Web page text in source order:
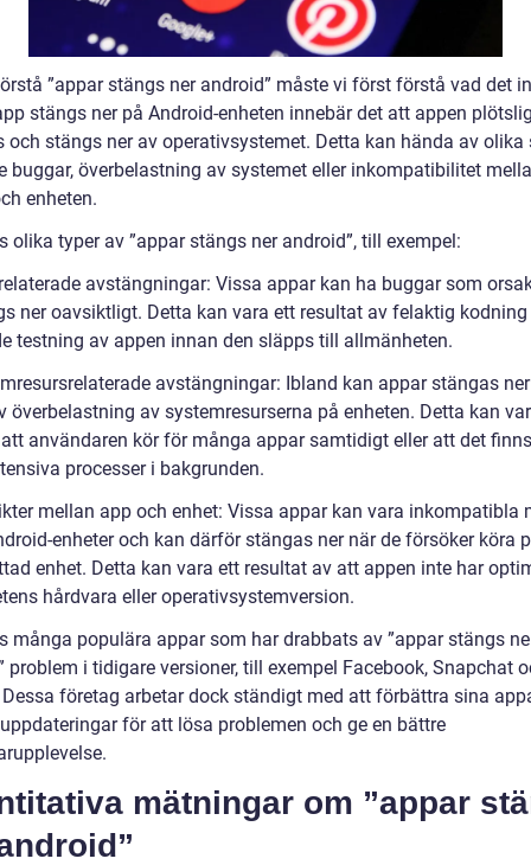
”appar stängs ner android” måste vi först förstå vad det
stängs ner på Android-enheten innebär det att appen
och stängs ner av operativsystemet. Detta kan hända av olika
buggar, överbelastning av systemet eller inkompatibilitet
enheten.
olika typer av ”appar stängs ner android”, till exempel:
avstängningar: Vissa appar kan ha buggar som
ner oavsiktligt. Detta kan vara ett resultat av felaktig kodning
testning av appen innan den släpps till allmänheten.
avstängningar: Ibland kan appar stängas
överbelastning av systemresurserna på enheten. Detta kan
användaren kör för många appar samtidigt eller att det
processer i bakgrunden.
mellan app och enhet: Vissa appar kan vara inkompatibla
enheter och kan därför stängas ner när de försöker köra
enhet. Detta kan vara ett resultat av att appen inte har
hårdvara eller operativsystemversion.
många populära appar som har drabbats av ”appar stängs
problem i tidigare versioner, till exempel Facebook, Snapchat
företag arbetar dock ständigt med att förbättra sina
för att lösa problemen och ge en bättre
mätningar om ”appar